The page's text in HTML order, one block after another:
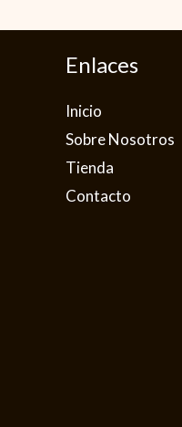
Enlaces
Inicio
Sobre Nosotros
Tienda
Contacto